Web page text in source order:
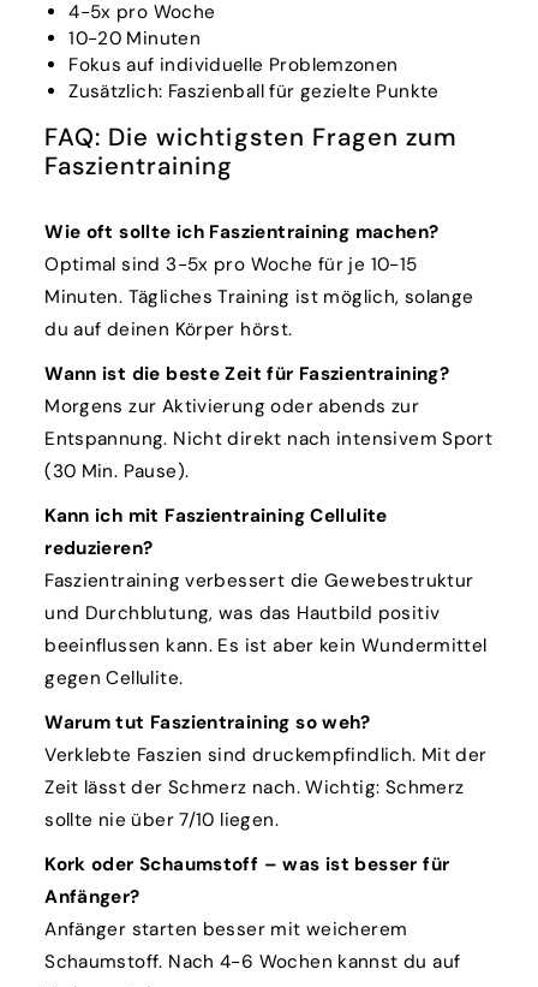
4-5x pro Woche
10-20 Minuten
Fokus auf individuelle Problemzonen
Zusätzlich: Faszienball für gezielte Punkte
FAQ: Die wichtigsten Fragen zum
Faszientraining
Wie oft sollte ich Faszientraining machen?
Optimal sind 3-5x pro Woche für je 10-15
Minuten. Tägliches Training ist möglich, solange
du auf deinen Körper hörst.
Wann ist die beste Zeit für Faszientraining?
Morgens zur Aktivierung oder abends zur
Entspannung. Nicht direkt nach intensivem Sport
(30 Min. Pause).
Kann ich mit Faszientraining Cellulite
reduzieren?
Faszientraining verbessert die Gewebestruktur
und Durchblutung, was das Hautbild positiv
beeinflussen kann. Es ist aber kein Wundermittel
gegen Cellulite.
Warum tut Faszientraining so weh?
Verklebte Faszien sind druckempfindlich. Mit der
Zeit lässt der Schmerz nach. Wichtig: Schmerz
sollte nie über 7/10 liegen.
Kork oder Schaumstoff – was ist besser für
Anfänger?
Anfänger starten besser mit weicherem
Schaumstoff. Nach 4-6 Wochen kannst du auf